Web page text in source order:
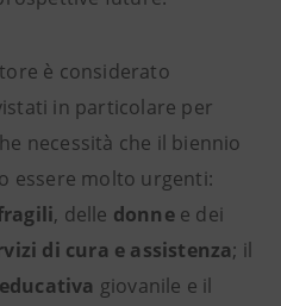
è considerato
in particolare per
necessità che il biennio
essere molto urgenti:
, delle donne e dei
di cura e assistenza; il
giovanile e il